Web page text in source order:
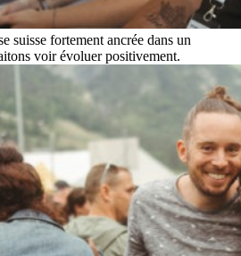
suisse fortement ancrée dans un
voir évoluer positivement.